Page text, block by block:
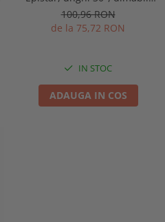
15W, 12Vdc/Vac, alb neutru,
Optonica 1517
100,96 RON
de la 75,72 RON
IN STOC
ADAUGA IN COS